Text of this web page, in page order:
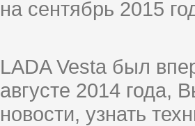
на сентябрь 2015
LADA Vesta был
августе 2014 года,
новости, узнать